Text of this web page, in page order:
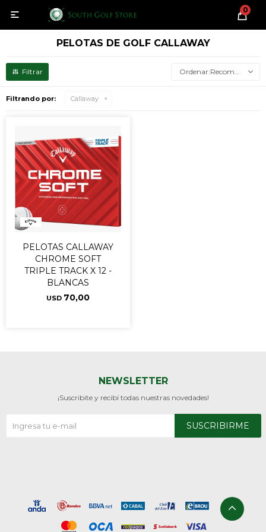
0

PELOTAS DE GOLF CALLAWAY
Recomendados
Filtrando por: Callaway
PELOTAS CALLAWAY
CHROME SOFT
TRIPLE TRACK X 12 -
BLANCAS
USD 70,00
NEWSLETTER
¡Suscribite y recibí todas nuestras novedades!
SUSCRIBIRME